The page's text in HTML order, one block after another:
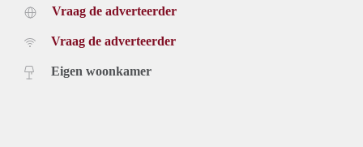
Vraag de adverteerder
Vraag de adverteerder
Eigen woonkamer